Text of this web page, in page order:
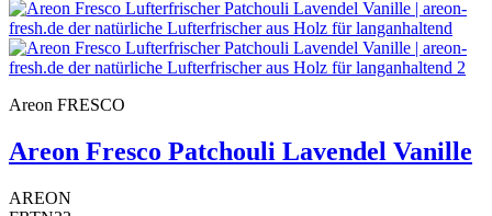
Areon FRESCO
Areon Fresco Patchouli Lavendel Vanille
AREON